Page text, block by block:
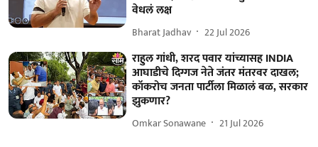
वेधलं लक्ष
Bharat Jadhav 22 Jul 2026
राहुल गांधी, शरद पवार यांच्यासह INDIA
आघाडीचे दिग्गज नेते जंतर मंतरवर दाखल;
कॉकरोच जनता पार्टीला मिळालं बळ, सरकार
झुकणार?
Omkar Sonawane 21 Jul 2026